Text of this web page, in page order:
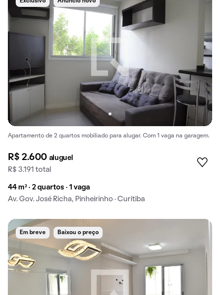
Exclusivo Anúncio novo
Apartamento de 2 quartos mobiliado para alugar. Com 1 vaga na garagem.
R$ 2.600 aluguel
R$ 3.191 total
44 m² · 2 quartos · 1 vaga
Av. Gov. José Richa, Pinheirinho · Curitiba
Em breve Baixou o preço